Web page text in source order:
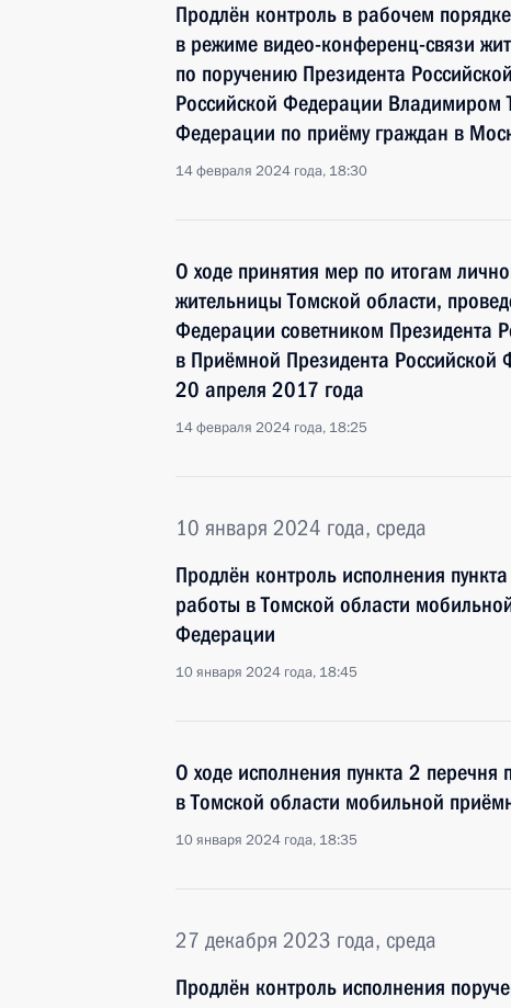
Продлён контроль в рабочем
в режиме видео-конференц-связи
по поручению Президента
Российской Федерации Владимиром
Федерации по приёму граждан в
14 февраля 2024 года, 18:30
О ходе принятия мер по итогам
жительницы Томской области,
Федерации советником Президента
в Приёмной Президента
20 апреля 2017 года
14 февраля 2024 года, 18:25
10 января 2024 года, среда
Продлён контроль исполнения
работы в Томской области
Федерации
10 января 2024 года, 18:45
О ходе исполнения пункта 2
в Томской области мобильной
10 января 2024 года, 18:35
27 декабря 2023 года, среда
Продлён контроль исполнения